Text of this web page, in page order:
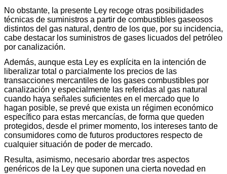
No obstante, la presente Ley recoge otras posibilidades
técnicas de suministros a partir de combustibles gaseosos
distintos del gas natural, dentro de los que, por su incidencia,
cabe destacar los suministros de gases licuados del petróleo
por canalización.
Además, aunque esta Ley es explícita en la intención de
liberalizar total o parcialmente los precios de las
transacciones mercantiles de los gases combustibles por
canalización y especialmente las referidas al gas natural
cuando haya señales suficientes en el mercado que lo
hagan posible, se prevé que exista un régimen económico
específico para estas mercancías, de forma que queden
protegidos, desde el primer momento, los intereses tanto de
consumidores como de futuros productores respecto de
cualquier situación de poder de mercado.
Resulta, asimismo, necesario abordar tres aspectos
genéricos de la Ley que suponen una cierta novedad en